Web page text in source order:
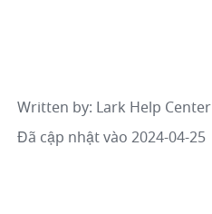
Written by: Lark Help Center
Đã cập nhật vào 2024-04-25